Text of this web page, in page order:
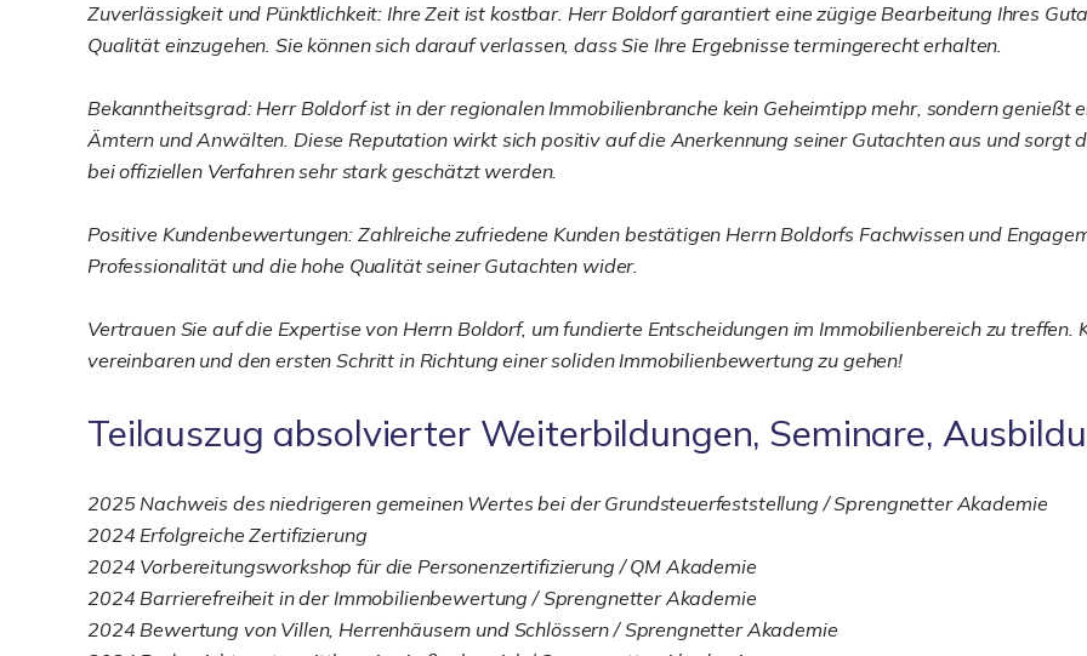
Zuverlässigkeit und Pünktlichkeit: Ihre Zeit ist kostbar. Herr Boldorf garantiert eine zügige Bearbeitung Ihres
Qualität einzugehen. Sie können sich darauf verlassen, dass Sie Ihre Ergebnisse termingerecht erhalten.
Bekanntheitsgrad: Herr Boldorf ist in der regionalen Immobilienbranche kein Geheimtipp mehr, sondern genießt
Ämtern und Anwälten. Diese Reputation wirkt sich positiv auf die Anerkennung seiner Gutachten aus und sorgt
bei offiziellen Verfahren sehr stark geschätzt werden.
Positive Kundenbewertungen: Zahlreiche zufriedene Kunden bestätigen Herrn Boldorfs Fachwissen und
Professionalität und die hohe Qualität seiner Gutachten wider.
Vertrauen Sie auf die Expertise von Herrn Boldorf, um fundierte Entscheidungen im Immobilienbereich zu treffen.
vereinbaren und den ersten Schritt in Richtung einer soliden Immobilienbewertung zu gehen!
Teilauszug absolvierter Weiterbildungen, Seminare,
2025 Nachweis des niedrigeren gemeinen Wertes bei der Grundsteuerfeststellung / Sprengnetter Akademie
2024 Erfolgreiche Zertifizierung
2024 Vorbereitungsworkshop für die Personenzertifizierung / QM Akademie
2024 Barrierefreiheit in der Immobilienbewertung / Sprengnetter Akademie
2024 Bewertung von Villen, Herrenhäusern und Schlössern / Sprengnetter Akademie